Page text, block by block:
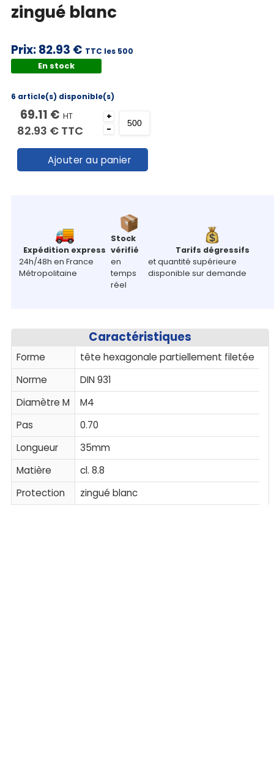
zingué blanc
Prix:82.93 € TTC les 500
En stock
6 article(s) disponible(s)
69.11 € HT
82.93 € TTC
+
-
Ajouter au panier
Expédition express
24h/48h en France
Métropolitaine
Stock
vérifié
en
temps
réel
Tarifs dégressifs
et quantité supérieure
disponible sur demande
Caractéristiques
Forme
tête hexagonale partiellement filetée
Norme
DIN 931
Diamètre M
M4
Pas
0.70
Longueur
35mm
Matière
cl. 8.8
Protection
zingué blanc